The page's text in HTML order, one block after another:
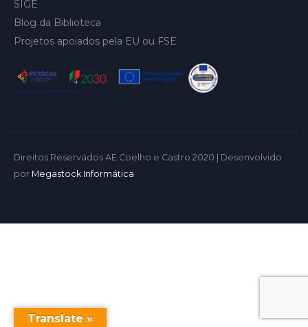
SIGE
Blog da Biblioteca
Projetos apoiados pela EU ou FSE
Direitos Reservados AE Coelho e Castro 2020 | Desenvolvido
por Megastock Informática
Translate »